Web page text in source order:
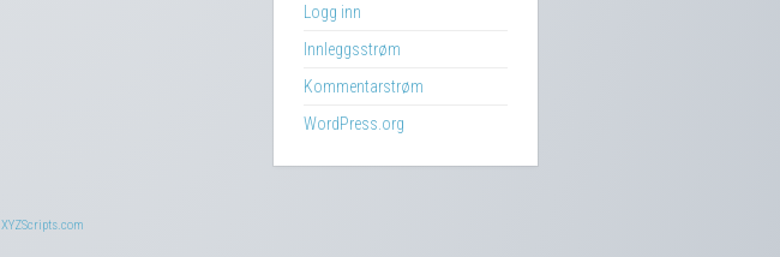
Logg inn
Innleggsstrøm
Kommentarstrøm
WordPress.org
XYZScripts.com